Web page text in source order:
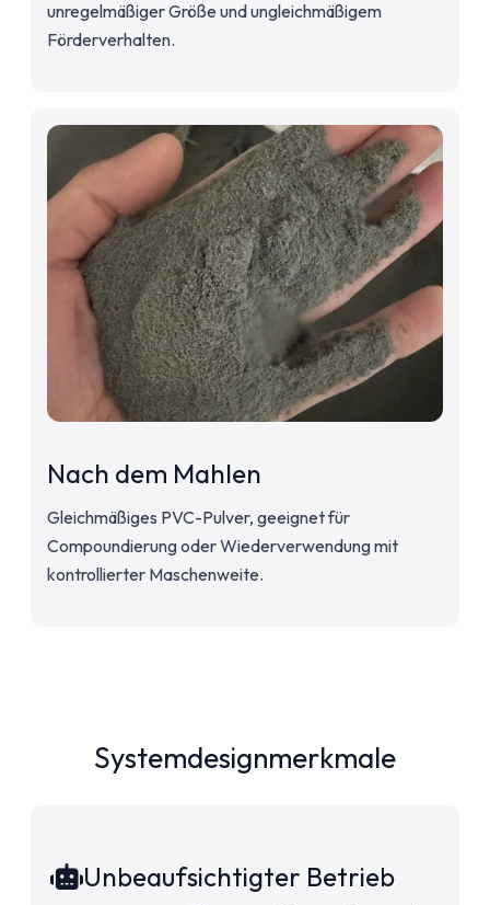
unregelmäßiger Größe und ungleichmäßigem
Förderverhalten.
Nach dem Mahlen
Gleichmäßiges PVC-Pulver, geeignet für
Compoundierung oder Wiederverwendung mit
kontrollierter Maschenweite.
Systemdesignmerkmale
Unbeaufsichtigter Betrieb